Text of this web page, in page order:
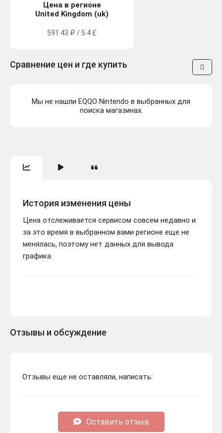
Цена в регионе
United Kingdom (uk)
591.43 ₽ / 5.4 £
Сравнение цен и где купить
Мы не нашли EQQO Nintendo в выбранных для
поиска магазинах.
История изменения цены
Цена отслеживается сервисом совсем недавно и
за это время в выбранном вами регионе еще не
менялась, поэтому нет данных для вывода
графика.
Отзывы и обсуждение
Отзывы еще не оставляли, написать:
Оставить отзыв